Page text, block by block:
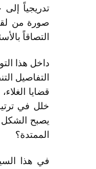
تدريجياً
صورة من
التصاقاً
داخل هذا
التفاصيل
قضايا
خلل في
يصبح الشكل
الممتدة؟
في هذا